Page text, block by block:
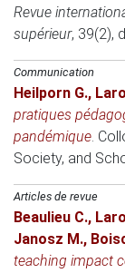
Revue
supérieur, 39(2),
Communication
Heilporn G.,
pratiques
pandémique.
Society, and
Articles de revue
Beaulieu C.,
Janosz M.,
teaching impact